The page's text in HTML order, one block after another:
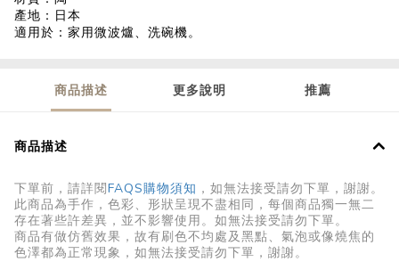
產地：日本
適用於：家用微波爐、洗碗機。
商品描述 更多說明 推薦
商品描述
下單前，請詳閱FAQS購物須知 ，如無法接受請勿下單，謝謝。
此商品為手作，色彩、形狀呈現不盡相同，每個商品獨一無二
存在著些許差異，並不影響使用。如無法接受請勿下單。
商品有做仿舊效果，故有刷色不均處及黑點、氣泡或像燒焦的
色澤都為正常現象，如無法接受請勿下單，謝謝。